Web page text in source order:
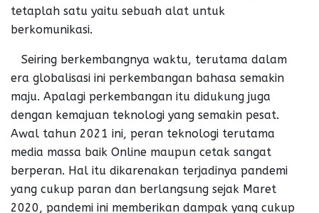
tetaplah satu yaitu sebuah alat untuk
berkomunikasi.
Seiring berkembangnya waktu, terutama dalam
era globalisasi ini perkembangan bahasa semakin
maju. Apalagi perkembangan itu didukung juga
dengan kemajuan teknologi yang semakin pesat.
Awal tahun 2021 ini, peran teknologi terutama
media massa baik Online maupun cetak sangat
berperan. Hal itu dikarenakan terjadinya pandemi
yang cukup paran dan berlangsung sejak Maret
2020, pandemi ini memberikan dampak yang cukup